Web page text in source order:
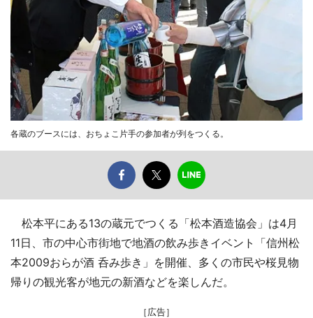
各蔵のブースには、おちょこ片手の参加者が列をつくる。
松本平にある13の蔵元でつくる「松本酒造協会」は4月
11日、市の中心市街地で地酒の飲み歩きイベント「信州松
本2009おらが酒 呑み歩き」を開催、多くの市民や桜見物
帰りの観光客が地元の新酒などを楽しんだ。
［広告］